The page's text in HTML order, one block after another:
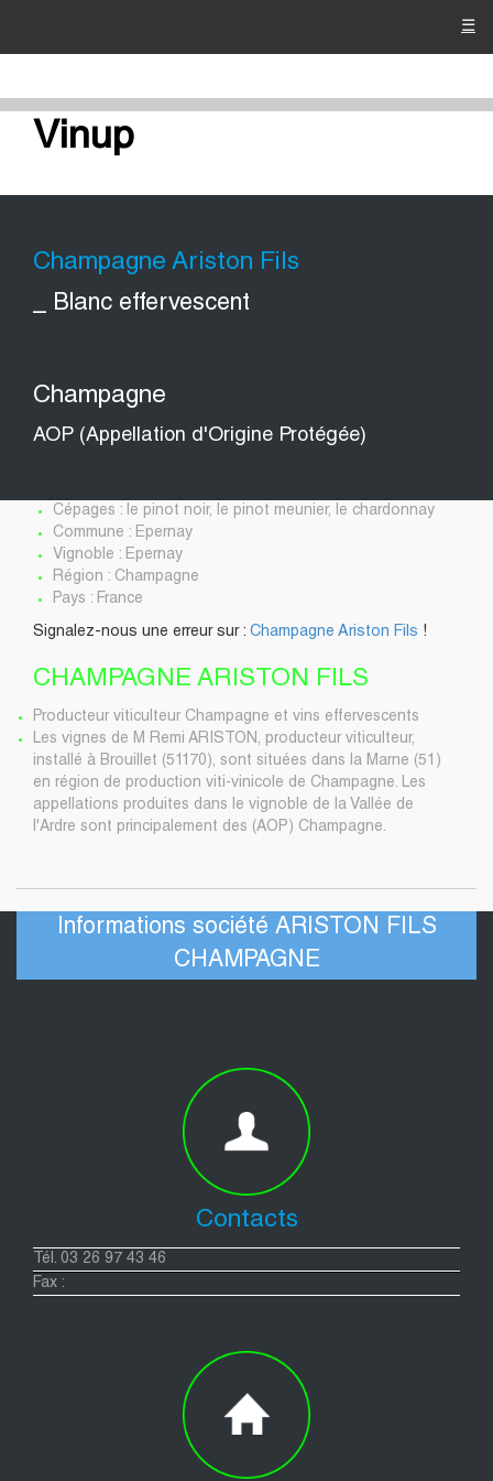
☰
Vinup
Champagne Ariston Fils
_ Blanc effervescent
Champagne
AOP (Appellation d'Origine Protégée)
Cépages : le pinot noir, le pinot meunier, le chardonnay
Commune : Epernay
Vignoble : Epernay
Région : Champagne
Pays : France
Signalez-nous une erreur sur : Champagne Ariston Fils !
CHAMPAGNE ARISTON FILS
Producteur viticulteur Champagne et vins effervescents
Les vignes de M Remi ARISTON, producteur viticulteur,
installé à Brouillet (51170), sont situées dans la Marne (51)
en région de production viti-vinicole de Champagne. Les
appellations produites dans le vignoble de la Vallée de
l'Ardre sont principalement des (AOP) Champagne.
Informations société ARISTON FILS
CHAMPAGNE
Contacts
Tél. 03 26 97 43 46
Fax :